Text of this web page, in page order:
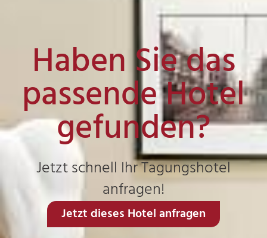
Haben Sie das
passende Hotel
gefunden?
Jetzt schnell Ihr Tagungshotel
anfragen!
Jetzt dieses Hotel anfragen